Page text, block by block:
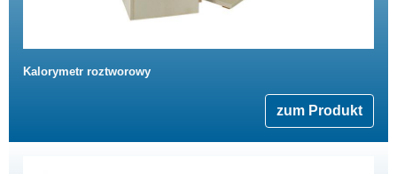
Kalorymetr roztworowy
zum Produkt